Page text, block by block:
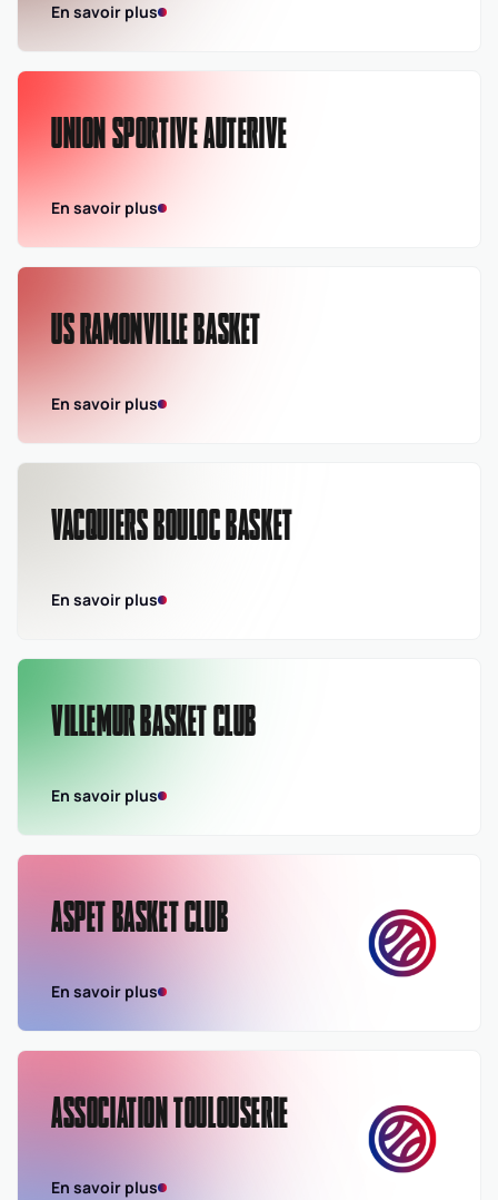
En savoir plus
UNION SPORTIVE AUTERIVE
En savoir plus
US RAMONVILLE BASKET
En savoir plus
VACQUIERS BOULOC BASKET
En savoir plus
VILLEMUR BASKET CLUB
En savoir plus
ASPET BASKET CLUB
En savoir plus
ASSOCIATION TOULOUSERIE
En savoir plus